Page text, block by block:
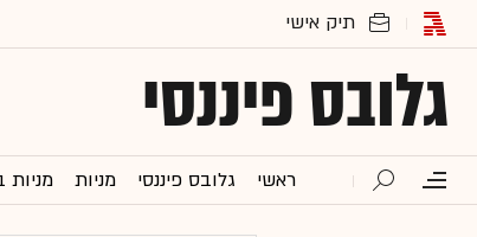
גלובס פיננסי
ראשי גלובס פיננסי מניות מניות